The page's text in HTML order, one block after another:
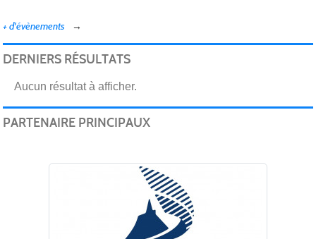
+ d'évènements
DERNIERS RÉSULTATS
Aucun résultat à afficher.
PARTENAIRE PRINCIPAUX